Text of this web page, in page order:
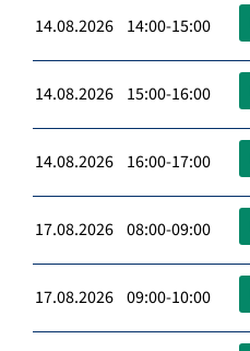
14.08.2026 14:00-15:00
14.08.2026 15:00-16:00
14.08.2026 16:00-17:00
17.08.2026 08:00-09:00
17.08.2026 09:00-10:00